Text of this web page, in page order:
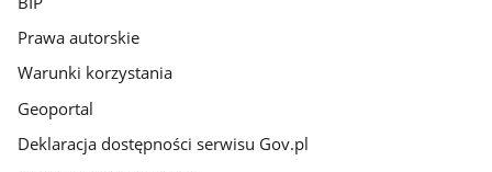
Prawa autorskie
Warunki korzystania
Geoportal
Deklaracja dostępności serwisu Gov.pl